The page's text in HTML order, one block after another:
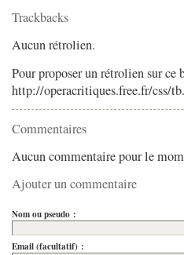
Trackbacks
Aucun rétrolien.
Pour proposer un rétrolien sur
http://operacritiques.free.fr/css/
Commentaires
Aucun commentaire pour le
Ajouter un commentaire
Nom ou pseudo :
Email (facultatif) :